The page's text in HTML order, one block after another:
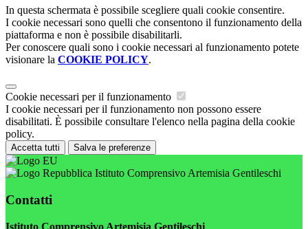
In questa schermata è possibile scegliere quali cookie consentire.
I cookie necessari sono quelli che consentono il funzionamento della
piattaforma e non è possibile disabilitarli.
Per conoscere quali sono i cookie necessari al funzionamento potete
visionare la COOKIE POLICY.
Cookie necessari per il funzionamento
I cookie necessari per il funzionamento non possono essere
disabilitati. È possibile consultare l'elenco nella pagina della cookie
policy.
Accetta tutti Salva le preferenze
Istituto Comprensivo Artemisia Gentileschi
Contatti
Istituto Comprensivo Artemisia Gentileschi